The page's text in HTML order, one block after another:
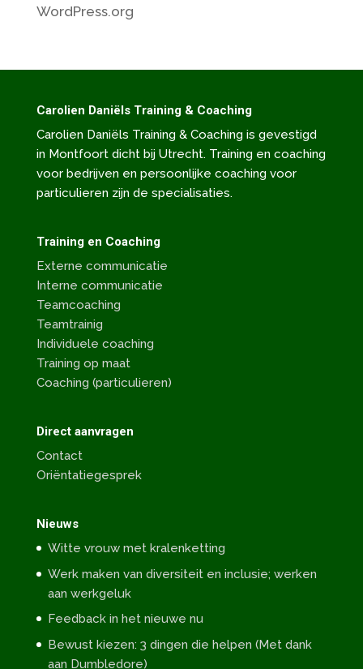
WordPress.org
Carolien Daniëls Training & Coaching
Carolien Daniëls Training & Coaching is gevestigd
in Montfoort dicht bij Utrecht. Training en coaching
voor bedrijven en persoonlijke coaching voor
particulieren zijn de specialisaties.
Training en Coaching
Externe communicatie
Interne communicatie
Teamcoaching
Teamtrainig
Individuele coaching
Training op maat
Coaching (particulieren)
Direct aanvragen
Contact
Oriëntatiegesprek
Nieuws
Witte vrouw met kralenketting
Werk maken van diversiteit en inclusie; werken
aan werkgeluk
Feedback in het nieuwe nu
Bewust kiezen: 3 dingen die helpen (Met dank
aan Dumbledore)